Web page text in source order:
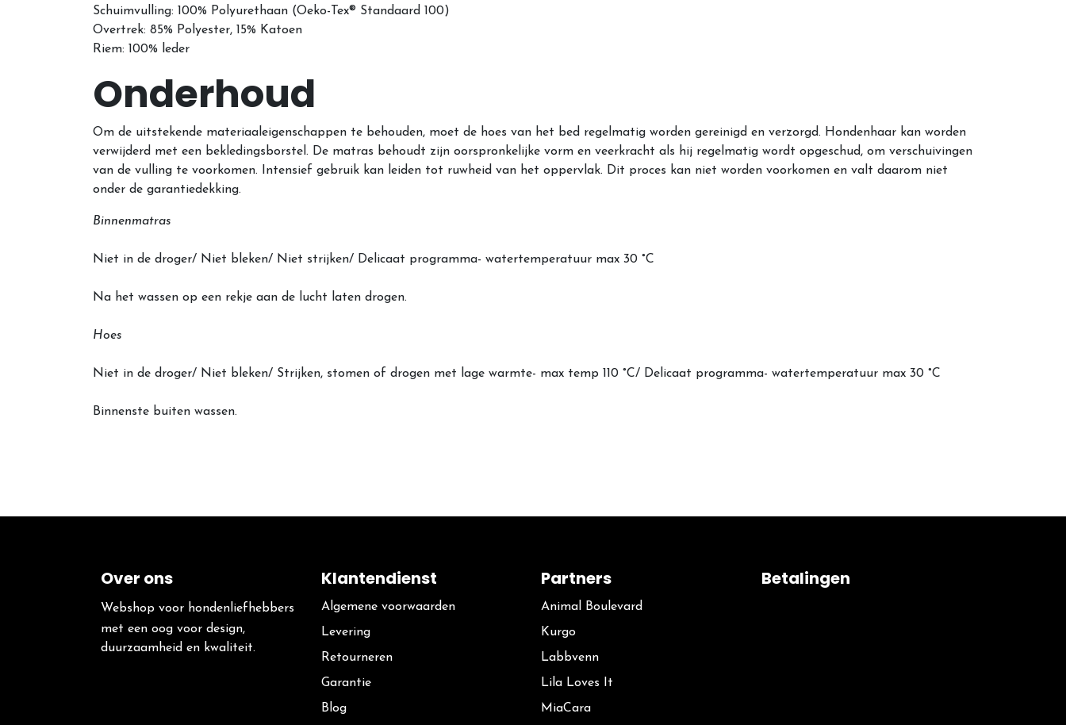
Schuimvulling: 100% Polyurethaan (Oeko-Tex® Standaard 100)
Overtrek: 85% Polyester, 15% Katoen
Riem: 100% leder
Onderhoud
Om de uitstekende materiaaleigenschappen te behouden, moet de hoes van het bed regelmatig worden gereinigd en verzorgd. Hondenhaar kan worden
verwijderd met een bekledingsborstel. De matras behoudt zijn oorspronkelijke vorm en veerkracht als hij regelmatig wordt opgeschud, om verschuivingen
van de vulling te voorkomen. Intensief gebruik kan leiden tot ruwheid van het oppervlak. Dit proces kan niet worden voorkomen en valt daarom niet
onder de garantiedekking.
Binnenmatras
Niet in de droger/ Niet bleken/ Niet strijken/ Delicaat programma- watertemperatuur max 30 °C
Na het wassen op een rekje aan de lucht laten drogen.
Hoes
Niet in de droger/ Niet bleken/ Strijken, stomen of drogen met lage warmte- max temp 110 °C/ Delicaat programma- watertemperatuur max 30 °C
Binnenste buiten wassen.
Over ons
Webshop voor hondenliefhebbers
met een oog voor design,
duurzaamheid en kwaliteit.
Betalingen
Partners
Animal Boulevard
Kurgo
La​bbvenn
Lila Loves It
MiaCara
Klantendienst
Algemene voorwaarden
Levering
Retourneren
Garantie
Blog